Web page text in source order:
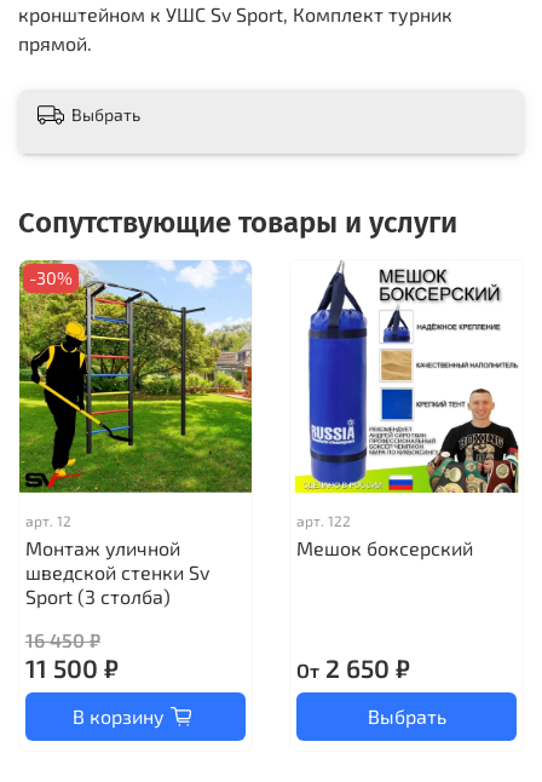
кронштейном к УШС Sv Sport, Комплект турник
прямой.
Выбрать
Сопутствующие товары и услуги
-30%
арт. 12
Монтаж уличной
шведской стенки Sv
Sport (3 столба)
16 450 ₽
11 500 ₽
В корзину
арт. 122
Мешок боксерский
От2 650 ₽
Выбрать